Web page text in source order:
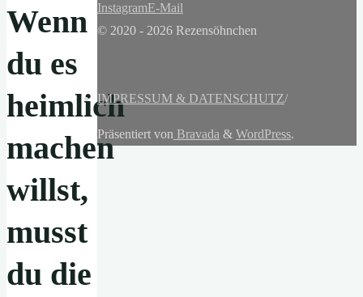
Wenn
du es
heimlich
machen
willst,
musst
du die
InstagramE-Mail
© 2020 - 2026 Rezensöhnchen
IMPRESSUM & DATENSCHUTZ/
Präsentiert von Bravada & WordPress.